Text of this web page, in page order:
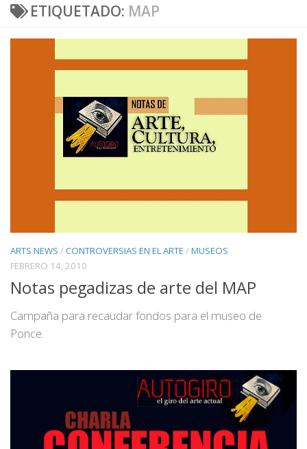
ETIQUETADO: MAP
ARTS NEWS /CONTROVERSIAS EN EL ARTE /MUSEOS
FEBRERO 14, 2010
Notas pegadizas de arte del MAP
Campaña para recaudar fondos para el museo de
Ponce.